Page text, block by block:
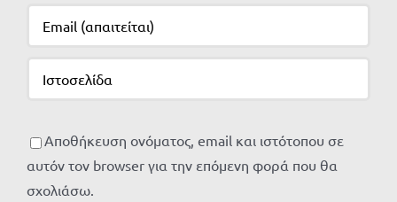
Αποθήκευση ονόματος, email και ιστότοπου σε
αυτόν τον browser για την επόμενη φορά που θα
σχολιάσω.